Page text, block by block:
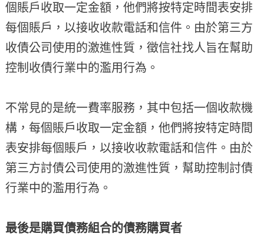
個賬戶收取一定金額，他們將按特定時間表安排
每個賬戶，以接收收款電話和信件。由於第三方
收債公司使用的激進性質，徵信社找人旨在幫助
控制收債行業中的濫用行為。
不常見的是統一費率服務，其中包括一個收款機
構，每個賬戶收取一定金額，他們將按特定時間
表安排每個賬戶，以接收收款電話和信件。由於
第三方討債公司使用的激進性質，幫助控制討債
行業中的濫用行為。
最後是購買債務組合的債務購買者